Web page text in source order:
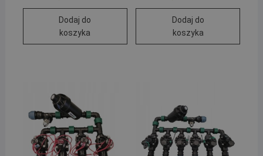
Dodaj do
koszyka
Dodaj do
koszyka